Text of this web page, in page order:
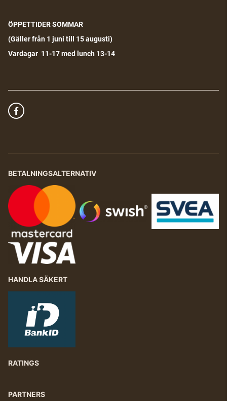
ÖPPETTIDER SOMMAR
(Gäller från 1 juni till 15 augusti)
Vardagar 11-17 med lunch 13-14
BETALNINGSALTERNATIV
HANDLA SÄKERT
RATINGS
PARTNERS